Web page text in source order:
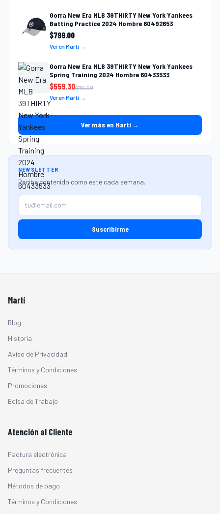
Gorra New Era MLB 39THIRTY New York Yankees
Batting Practice 2024 Hombre 60492653
$799.00
Ver en Martí →
Gorra New Era MLB 39THIRTY New York Yankees
Spring Training 2024 Hombre 60433533
$559.30$799.00
Ver en Martí →
Ver más en Martí →
NEWSLETTER
Recibe contenido como este cada semana.
Suscribirme
Martí
Blog
Historia
Aviso de Privacidad
Términos y Condiciones
Promociones
Bolsa de Trabajo
Atención al Cliente
Factura electrónica
Preguntas frecuentes
Métodos de pago
Términos y Condiciones